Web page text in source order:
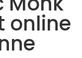
online